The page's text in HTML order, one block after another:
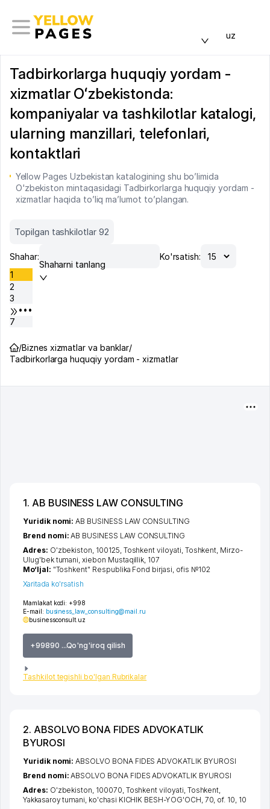
uz
Tadbirkorlarga huquqiy yordam -
xizmatlar Oʻzbekistonda:
kompaniyalar va tashkilotlar katalogi,
ularning manzillari, telefonlari,
kontaktlari
Yellow Pages Uzbekistan katalogining shu bo’limida
O'zbekiston mintaqasidagi Tadbirkorlarga huquqiy yordam -
xizmatlar haqida to’liq ma’lumot to’plangan.
Topilgan tashkilotlar 92
Shahar:
Shaharni tanlang
Ko'rsatish:
1
2
3
•••
7
/Biznes xizmatlar va banklar/
Tadbirkorlarga huquqiy yordam - xizmatlar
1. AB BUSINESS LAW CONSULTING
Mamlakat kodi: +998
E-mail: business_law_consulting@mail.ru
businessconsult.uz
+99890 ...Qo'ng'iroq qilish
Tashkilot tegishli bo'lgan Rubrikalar
Yuridik nomi:AB BUSINESS LAW CONSULTING
Brend nomi:AB BUSINESS LAW CONSULTING
Adres: O'zbekiston, 100125, Toshkent viloyati Toshkent Mirzo-
Ulug'bek tumani ,xiеbon Mustaqillik , 107
Mo‘ljal: "Toshkent" Respublika Fond birjasi, ofis №102
Xaritada ko'rsatish
2. ABSOLVO BONA FIDES ADVOKATLIK
BYUROSI
Yuridik nomi:ABSOLVO BONA FIDES ADVOKATLIK BYUROSI
Brend nomi:ABSOLVO BONA FIDES ADVOKATLIK BYUROSI
Adres: O'zbekiston, 100070, Toshkent viloyati, Toshkent,
Yakkasaroy tumani, ko'chasi KICHIK BESH-YOG'OCH, 70, of. 10, 10